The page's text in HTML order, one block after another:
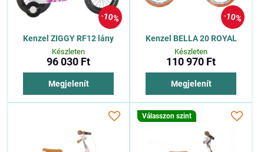
10%
Kenzel ZIGGY RF12 lány
Készleten
96 030 Ft
Megjelenít
10%
Kenzel BELLA 20 ROYAL
Készleten
110 970 Ft
Megjelenít
Válasszon szint